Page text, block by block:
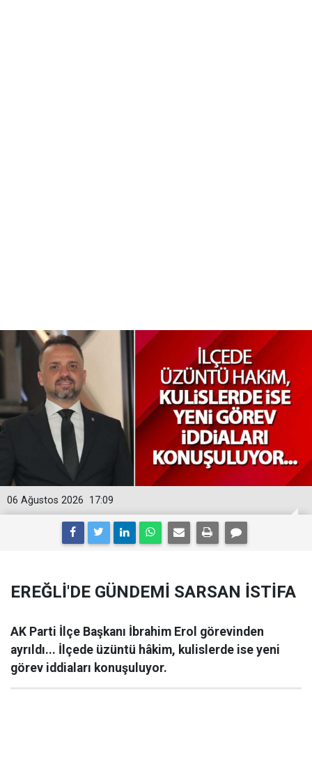
17:09
06 Ağustos 2026
EREĞLİ'DE GÜNDEMİ SARSAN İSTİFA
AK Parti İlçe Başkanı İbrahim Erol görevinden
ayrıldı... İlçede üzüntü hâkim, kulislerde ise yeni
görev iddiaları konuşuluyor.